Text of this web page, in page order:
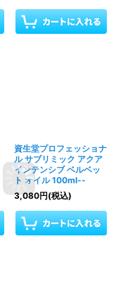
資生堂プロフェッショナ
ル サブリミック アクア
インテンシブ ベルベッ
ト オイル 100ml--
3,080円(税込)